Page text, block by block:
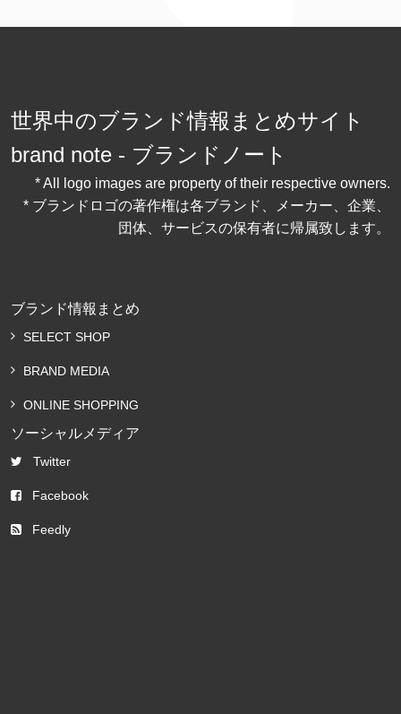
世界中のブランド情報まとめサイト
brand note - ブランドノート
* All logo images are property of their respective owners.
* ブランドロゴの著作権は各ブランド、メーカー、企業、
団体、サービスの保有者に帰属致します。
ブランド情報まとめ
SELECT SHOP
BRAND MEDIA
ONLINE SHOPPING
ソーシャルメディア
Twitter
Facebook
Feedly